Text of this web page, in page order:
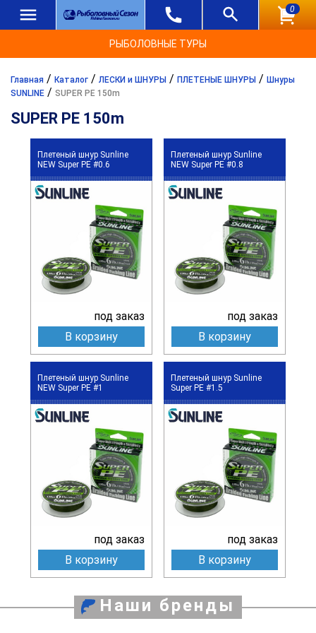
0
РЫБОЛОВНЫЕ ТУРЫ
Главная / Каталог / ЛЕСКИ и ШНУРЫ / ПЛЕТЕНЫЕ ШНУРЫ / Шнуры
SUNLINE / SUPER PE 150m
SUPER PE 150m
Плетеный шнур Sunline
NEW Super PE #0.6
под заказ
В корзину
Плетеный шнур Sunline
NEW Super PE #0.8
под заказ
В корзину
Плетеный шнур Sunline
NEW Super PE #1
под заказ
В корзину
Плетеный шнур Sunline
Super PE #1.5
под заказ
В корзину
Наши бренды